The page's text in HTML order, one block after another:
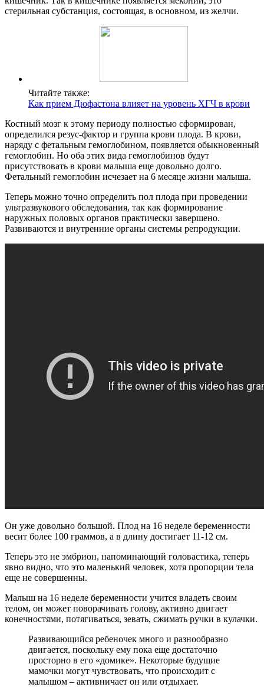
стерильная субстанция, состоящая, в основном, из желчи.
Читайте также:
Как прием Дюфастона влияет на уровень ХГЧ в крови
Костный мозг к этому периоду полностью сформирован,
определился резус-фактор и группа крови плода. В крови,
наряду с фетальным гемоглобином, появляется обыкновенный
гемоглобин. Но оба этих вида гемоглобинов будут
присутствовать в крови малыша еще довольно долго.
Фетальный гемоглобин исчезает на 6 месяце жизни малыша.
Теперь можно точно определить пол плода при проведении
ультразвукового обследования, так как формирование
наружных половых органов практически завершено.
Развиваются и внутренние органы системы репродукции.
Он уже довольно большой. Плод на 16 неделе беременности
весит более 100 граммов, а в длину достигает 11-12 см.
Теперь это не эмбрион, напоминающий головастика, теперь
явно видно, что это маленький человек, хотя пропорции тела
еще не совершенны.
Малыш на 16 неделе беременности учится владеть своим
телом, он может поворачивать голову, активно двигает
конечностями, потягиваться, зевать, сжимать ручки в кулачки.
Развивающийся ребеночек много и разнообразно
двигается, поскольку ему пока еще достаточно
просторно в его «домике». Некоторые будущие
мамочки могут чувствовать, что происходит с
малышом – активничает он или отдыхает.